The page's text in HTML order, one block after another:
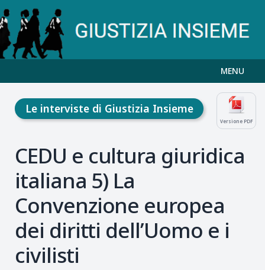
MENU
Versione PDF
Le interviste di Giustizia Insieme
CEDU e cultura giuridica
italiana 5) La
Convenzione europea
dei diritti dell’Uomo e i
civilisti